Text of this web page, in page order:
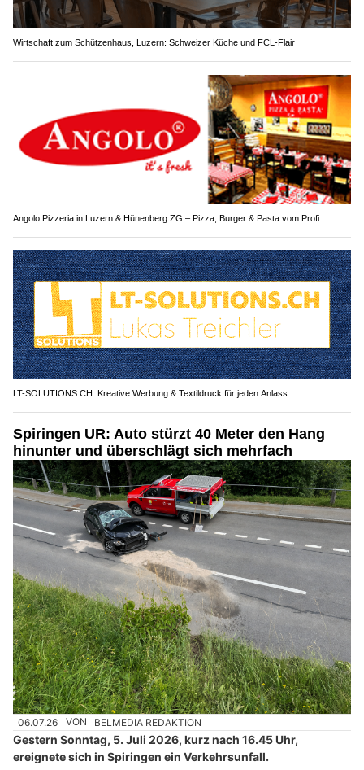
Wirtschaft zum Schützenhaus, Luzern: Schweizer Küche und FCL-Flair
Angolo Pizzeria in Luzern & Hünenberg ZG – Pizza, Burger & Pasta vom Profi
LT-SOLUTIONS.CH: Kreative Werbung & Textildruck für jeden Anlass
Spiringen UR: Auto stürzt 40 Meter den Hang
hinunter und überschlägt sich mehrfach
06.07.26 VON BELMEDIA REDAKTION
Gestern Sonntag, 5. Juli 2026, kurz nach 16.45 Uhr,
ereignete sich in Spiringen ein Verkehrsunfall.